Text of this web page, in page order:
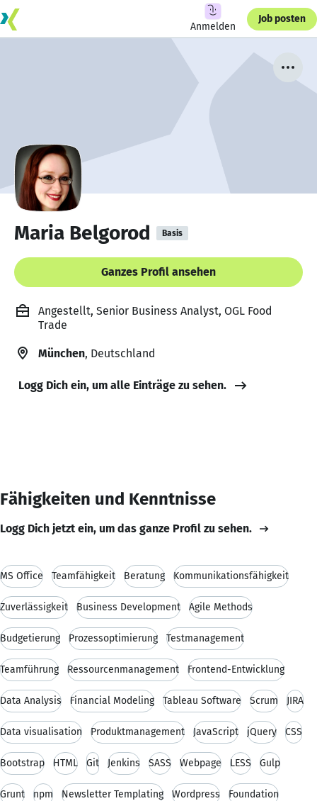
Anmelden
Job posten
Maria Belgorod Basis
Ganzes Profil ansehen
Angestellt, Senior Business Analyst, OGL Food
Trade
München, Deutschland
Logg Dich ein, um alle Einträge zu sehen.
Fähigkeiten und Kenntnisse
Logg Dich jetzt ein, um das ganze Profil zu sehen.
MS Office Teamfähigkeit Beratung Kommunikationsfähigkeit
Zuverlässigkeit Business Development Agile Methods
Budgetierung Prozessoptimierung Testmanagement
Teamführung Ressourcenmanagement Frontend-Entwicklung
Data Analysis Financial Modeling Tableau Software Scrum JIRA
Data visualisation Produktmanagement JavaScript jQuery CSS
Bootstrap HTML Git Jenkins SASS Webpage LESS Gulp
Grunt npm Newsletter Templating Wordpress Foundation